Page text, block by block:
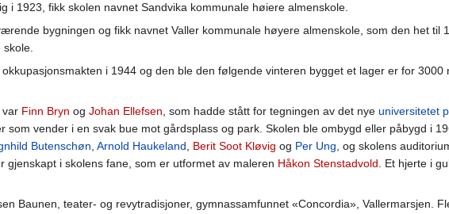
i 1923, fikk skolen navnet Sandvika kommunale høiere almenskole.
bygningen og fikk navnet Valler kommunale høyere almenskole, som den het til
skole.
i 1944 og den ble den følgende vinteren bygget et lager er for
var Finn Bryn og Johan Ellefsen, som hadde stått for tegningen av det nye universitetet
som vender i en svak bue mot gårdsplass og park. Skolen ble ombygd eller påbygd i
Butenschøn, Arnold Haukeland, Berit Soot Kløvig og Per Ung, og skolens
gjenskapt i skolens fane, som er utformet av maleren Håkon Stenstadvold. Et hjerte i
Baunen, teater- og revytradisjoner, gymnassamfunnet «Concordia», Vallermarsjen.